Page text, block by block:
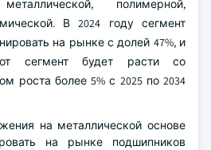
полимерной,
В 2024 году сегмент
на рынке с долей 47%, и
сегмент будет расти со
роста более 5% с 2025 по 2034
на металлической основе
на рынке подшипников